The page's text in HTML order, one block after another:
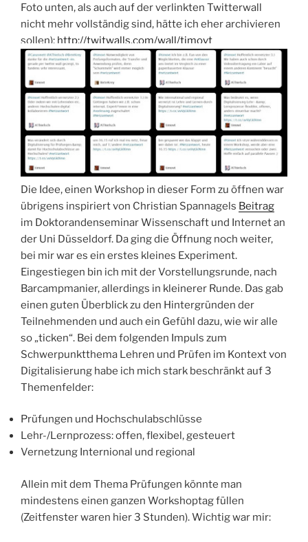
Foto unten, als auch auf der verlinkten Twitterwall
nicht mehr vollständig sind, hätte ich eher archivieren
sollen): http://twitwalls.com/wall/timovt
Die Idee, einen Workshop in dieser Form zu öffnen war
übrigens inspiriert von Christian Spannagels Beitrag
im Doktorandenseminar Wissenschaft und Internet an
der Uni Düsseldorf. Da ging die Öffnung noch weiter,
bei mir war es ein erstes kleines Experiment.
Eingestiegen bin ich mit der Vorstellungsrunde, nach
Barcampmanier, allerdings in kleinerer Runde. Das gab
einen guten Überblick zu den Hintergründen der
Teilnehmenden und auch ein Gefühl dazu, wie wir alle
so „ticken“. Bei dem folgenden Impuls zum
Schwerpunktthema Lehren und Prüfen im Kontext von
Digitalisierung habe ich mich stark beschränkt auf 3
Themenfelder:
Prüfungen und Hochschulabschlüsse
Lehr-/Lernprozess: offen, flexibel, gesteuert
Vernetzung Internional und regional
Allein mit dem Thema Prüfungen könnte man
mindestens einen ganzen Workshoptag füllen
(Zeitfenster waren hier 3 Stunden). Wichtig war mir: